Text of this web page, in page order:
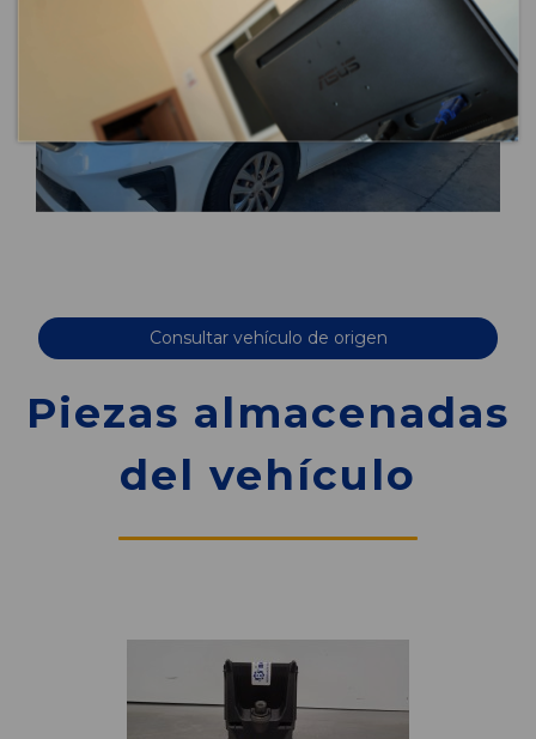
Consultar vehículo de origen
Piezas almacenadas
del vehículo